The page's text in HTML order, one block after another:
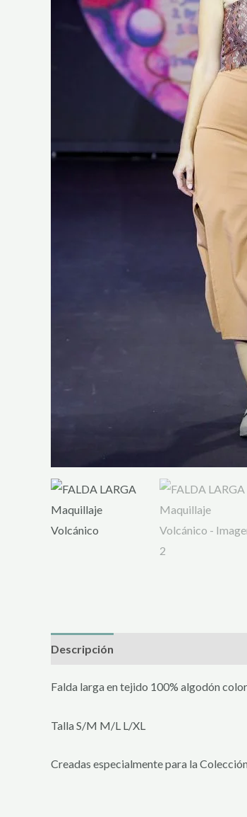
Descripción
Falda larga en tejido 100% algodón
Talla S/M M/L L/XL
Creadas especialmente para la